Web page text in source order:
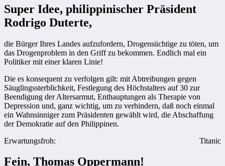
Super Idee, philippinischer Präsident
Rodrigo Duterte,
die Bürger Ihres Landes aufzufordern, Drogensüchtige zu töten, um
das Drogenproblem in den Griff zu bekommen. Endlich mal ein
Politiker mit einer klaren Linie!
Die es konsequent zu verfolgen gilt: mit Abtreibungen gegen
Säuglingssterblichkeit, Festlegung des Höchstalters auf 30 zur
Beendigung der Altersarmut, Enthauptungen als Therapie von
Depression und, ganz wichtig, um zu verhindern, daß noch einmal
ein Wahnsinniger zum Präsidenten gewählt wird, die Abschaffung
der Demokratie auf den Philippinen.
Erwartungsfroh:
Titanic
Fein, Thomas Oppermann!